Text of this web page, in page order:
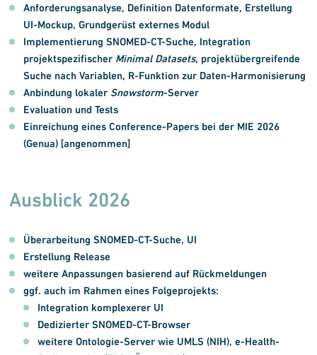
Anforderungsanalyse, Definition Datenformate, Erstellung
UI-Mockup, Grundgerüst externes Modul
Implementierung SNOMED-CT-Suche, Integration
projektspezifischer Minimal Datasets, projektübergreifende
Suche nach Variablen, R-Funktion zur Daten-Harmonisierung
Anbindung lokaler Snowstorm-Server
Evaluation und Tests
Einreichung eines Conference-Papers bei der MIE 2026
(Genua) [angenommen]
Ausblick 2026
Überarbeitung SNOMED-CT-Suche, UI
Erstellung Release
weitere Anpassungen basierend auf Rückmeldungen
ggf. auch im Rahmen eines Folgeprojekts:
Integration komplexerer UI
Dedizierter SNOMED-CT-Browser
weitere Ontologie-Server wie UMLS (NIH), e-Health-